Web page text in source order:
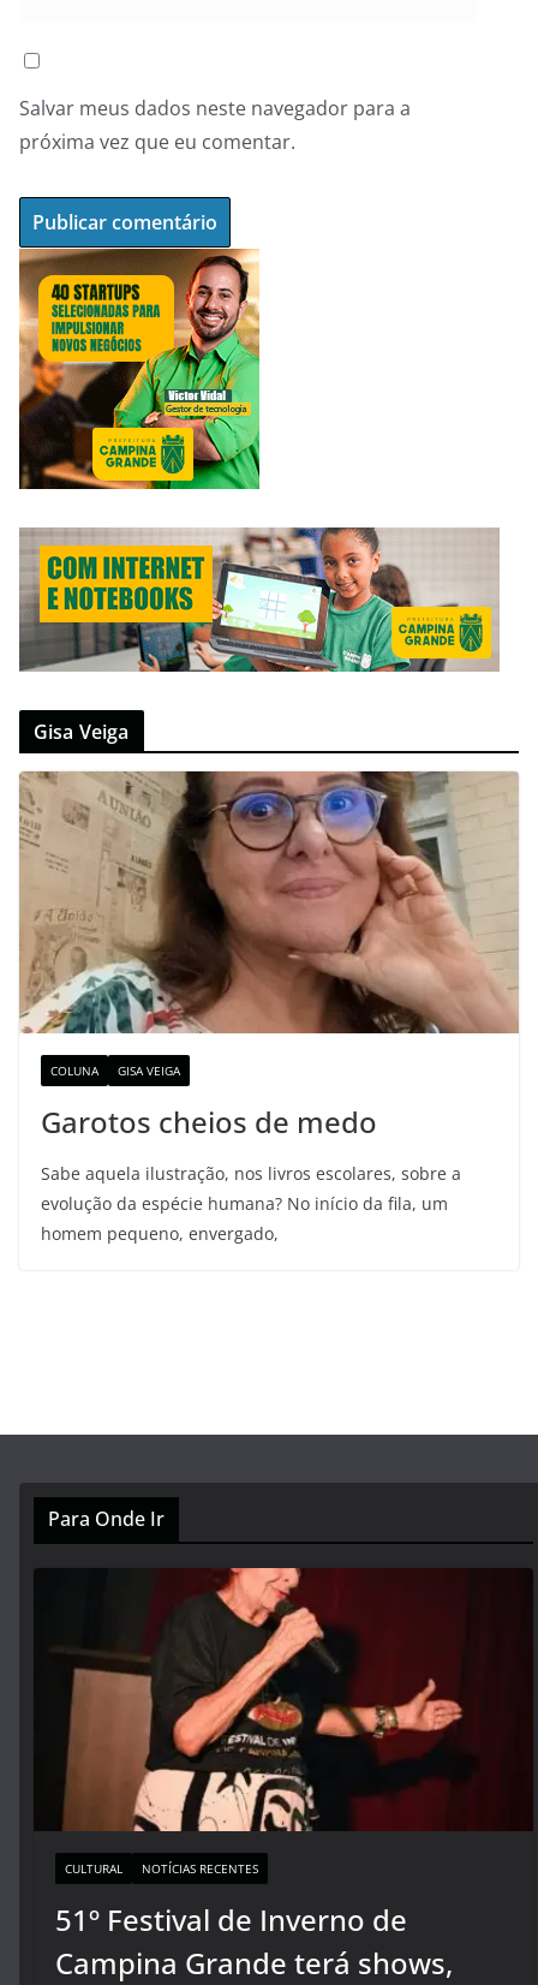
Salvar meus dados neste navegador para a
próxima vez que eu comentar.
Gisa Veiga
COLUNA GISA VEIGA
Garotos cheios de medo
Sabe aquela ilustração, nos livros escolares, sobre a
evolução da espécie humana? No início da fila, um
homem pequeno, envergado,
Para Onde Ir
CULTURAL NOTÍCIAS RECENTES
51º Festival de Inverno de
Campina Grande terá shows,